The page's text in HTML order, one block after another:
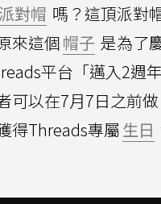
派對帽 嗎？這頂派對
來這個帽子 是為了
平台「邁入2週
可以在7月7日之前
得Threads專屬生日